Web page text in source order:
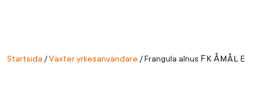
Startsida /Växter yrkesanvändare /Frangula alnus Fk Åmål E